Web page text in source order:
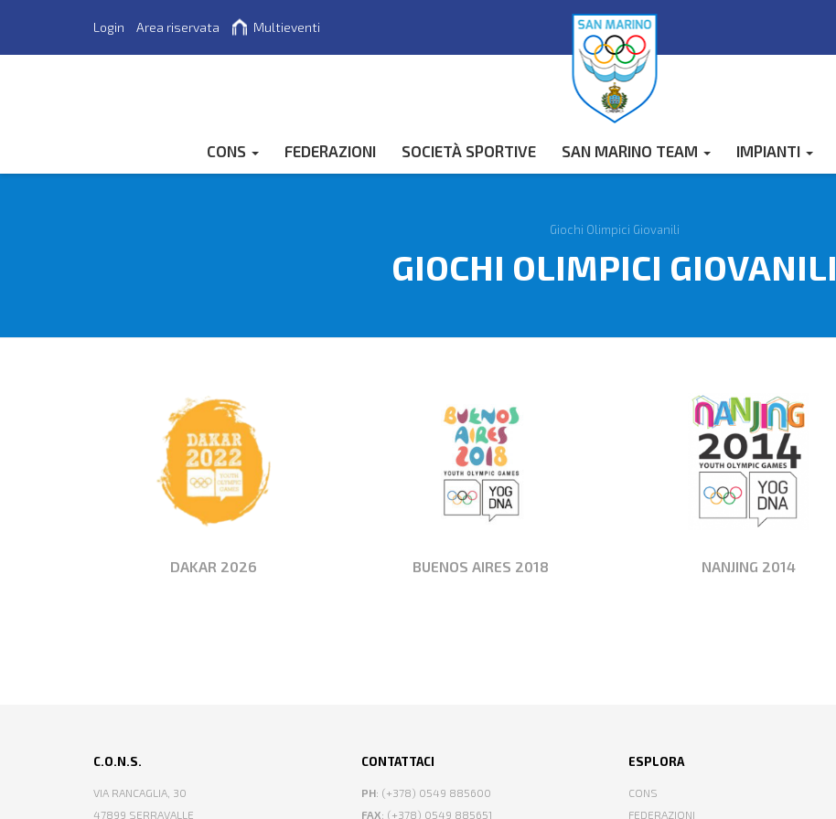
Login Area riservata Multieventi
CONS FEDERAZIONI SOCIETÀ SPORTIVE SAN MARINO TEAM IMPIANTI
Giochi Olimpici Giovanili
GIOCHI OLIMPICI GIOVANILI
DAKAR 2026 BUENOS AIRES 2018 NANJING 2014
C.O.N.S.
VIA RANCAGLIA, 30
47899 SERRAVALLE
CONTATTACI
PH: (+378) 0549 885600
FAX: (+378) 0549 885651
ESPLORA
CONS
FEDERAZIONI